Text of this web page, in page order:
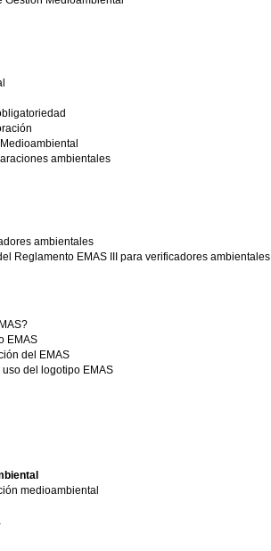
ambientales
ambientales
Reglamento EMAS III para verificadores ambientales
EMAS
del EMAS
del logotipo EMAS
medioambiental